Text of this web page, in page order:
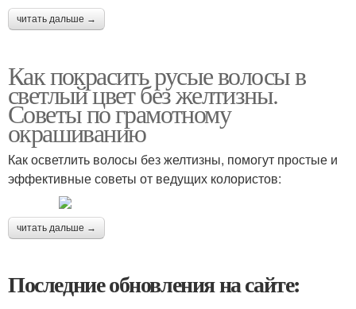
читать дальше →
Как покрасить русые волосы в
светлый цвет без желтизны.
Советы по грамотному
окрашиванию
Как осветлить волосы без желтизны, помогут простые и
эффективные советы от ведущих колористов:
читать дальше →
Последние обновления на сайте: